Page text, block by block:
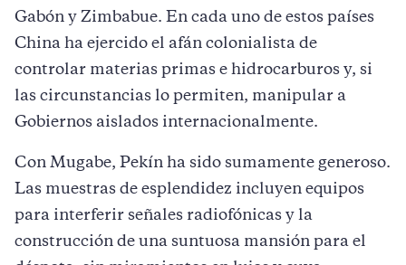
Gabón y Zimbabue. En cada uno de estos países
China ha ejercido el afán colonialista de
controlar materias primas e hidrocarburos y, si
las circunstancias lo permiten, manipular a
Gobiernos aislados internacionalmente.
Con Mugabe, Pekín ha sido sumamente generoso.
Las muestras de esplendidez incluyen equipos
para interferir señales radiofónicas y la
construcción de una suntuosa mansión para el